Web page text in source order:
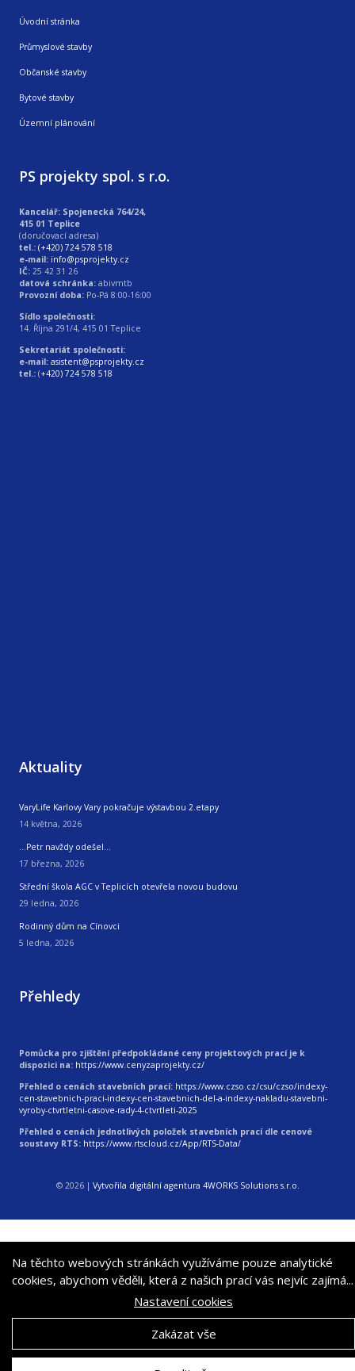
Úvodní stránka
Průmyslové stavby
Občanské stavby
Bytové stavby
Územní plánování
PS projekty spol. s r.o.
Kancelář: Spojenecká 764/24,
415 01 Teplice
(doručovací adresa)
tel.: (+420) 724 578 518
e-mail: info@psprojekty.cz
IČ: 25 42 31 26
datová schránka: abivmtb
Provozní doba: Po-Pá 8:00-16:00
Sídlo společnosti:
14. Října 291/4, 415 01 Teplice
Sekretariát společnosti:
e-mail: asistent@psprojekty.cz
tel.: (+420) 724 578 518
Aktuality
VaryLife Karlovy Vary pokračuje výstavbou 2.etapy
14 května, 2026
…Petr navždy odešel…
17 března, 2026
Střední škola AGC v Teplicích otevřela novou budovu
29 ledna, 2026
Rodinný dům na Cínovci
5 ledna, 2026
Přehledy
Pomůcka pro zjištění předpokládané ceny projektových prací je k
dispozici na: https://www.cenyzaprojekty.cz/
Přehled o cenách stavebních prací: https://www.czso.cz/csu/czso/indexy-
cen-stavebnich-praci-indexy-cen-stavebnich-del-a-indexy-nakladu-stavebni-
vyroby-ctvrtletni-casove-rady-4-ctvrtleti-2025
Přehled o cenách jednotlivých položek stavebních prací dle cenové
soustavy RTS: https://www.rtscloud.cz/App/RTS-Data/
© 2026 | Vytvořila digitální agentura 4WORKS Solutions s.r.o.
Na těchto webových stránkách využíváme pouze analytické
cookies, abychom věděli, která z našich prací vás nejvíc zajímá...
Nastavení cookies
Zakázat vše